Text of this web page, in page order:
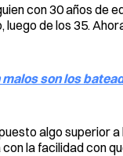
con 30 años de
luego de los 35.
malos son los
algo superior
la facilidad con